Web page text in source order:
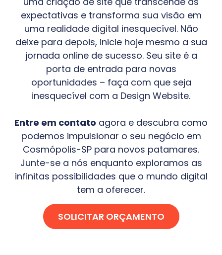
expectativas e transforma sua visão em
uma realidade digital inesquecível. Não
deixe para depois, inicie hoje mesmo a sua
jornada online de sucesso. Seu site é a
porta de entrada para novas
oportunidades – faça com que seja
inesquecível com a Design Website.
Entre em contato agora e descubra como
podemos impulsionar o seu negócio em
Cosmópolis-SP para novos patamares.
Junte-se a nós enquanto exploramos as
infinitas possibilidades que o mundo digital
tem a oferecer.
SOLICITAR ORÇAMENTO